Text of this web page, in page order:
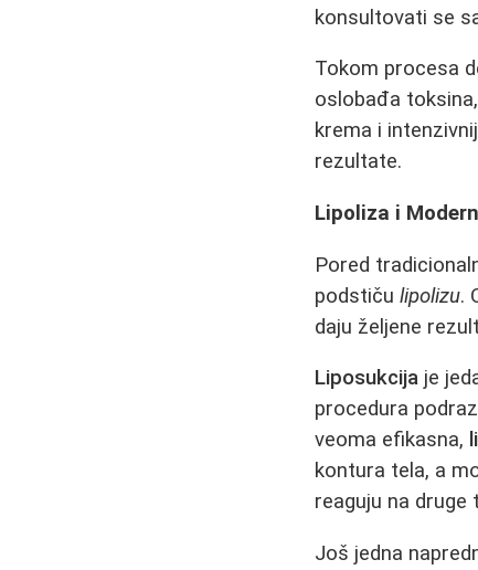
konsultovati se
Tokom procesa
oslobađa
krema i
rezultate.
Lipoliza i
Pored
podstičulipolizu.
daju željene
Liposukcija je
procedura
veoma efikasna,
kontura tela, a
reaguju na druge
Još jedna